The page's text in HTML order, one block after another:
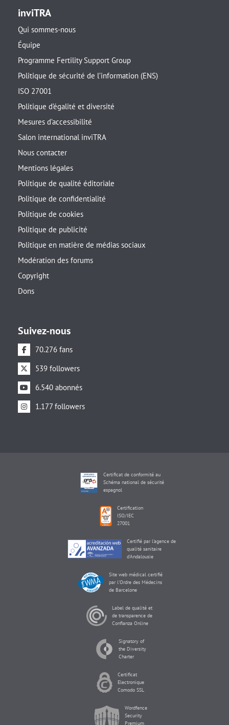
inviTRA
Qui sommes-nous
Équipe
Programme Fertility Support Group
Politique de sécurité de l’information (ENS)
ISO 27001
Politique d’égalité et diversité
Mesures d’accessibilité
Salon international inviTRA
Nous contacter
Mentions légales
Politique de qualité éditoriale
Politique de confidentialité
Politique de cookies
Politique de publicité
Politique en matière de médias sociaux
Modération des forums
Copyright
Dons
Suivez-nous
70.276 fans
539 followers
6.540 abonnés
1.177 followers
Certificat de conformité au
Schéma national de sécurité
espagnol
Certification
ISO/IEC
27001
Certifié par l'agence de
qualité sanitaire
d'Andalousie
Site web médical certifié
par l'Ordre des Médecins
de Barcelone
Label de qualité et
de transparence de
Confianza Online
Signatory of
the Diversity
Charter
Certificat
Electronique
Comodo SSL
Wordfence
Security
Premium